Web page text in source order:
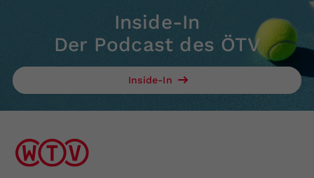
Inside-In
Der Podcast des ÖTV
Inside-In